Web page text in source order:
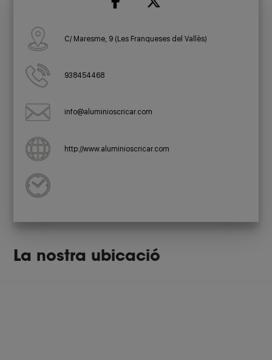
C/ Maresme, 9 (Les Franqueses del Vallès)
938454468
info@aluminioscricar.com
http://www.aluminioscricar.com
La nostra ubicació